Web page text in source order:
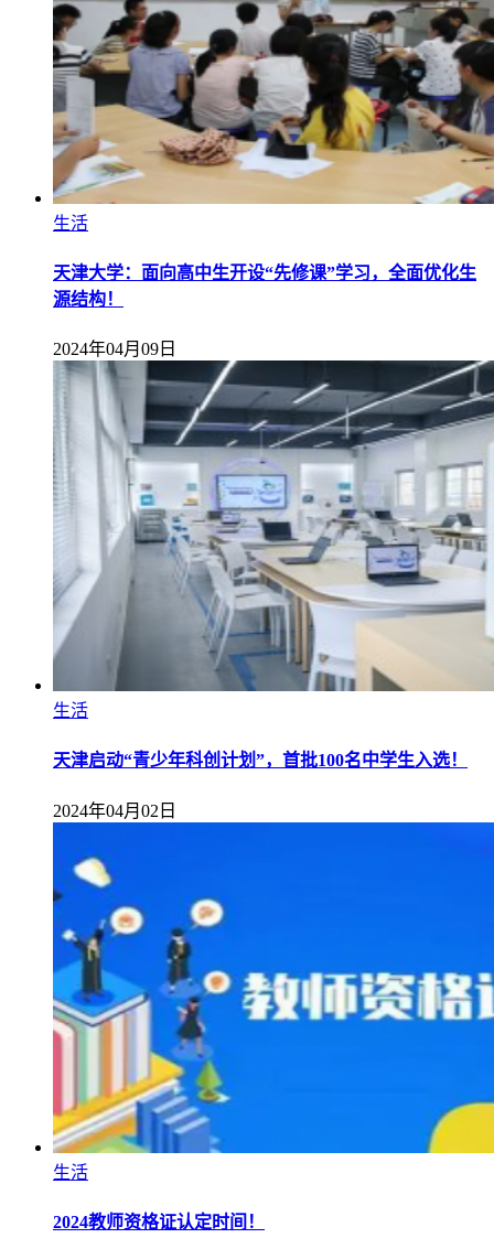
生活
天津大学：面向高中生开设“先修课”学习，全面优化生
源结构！
2024年04月09日
生活
天津启动“青少年科创计划”，首批100名中学生入选！
2024年04月02日
生活
2024教师资格证认定时间！